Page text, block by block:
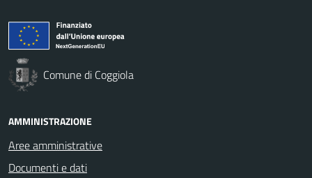
Comune di Coggiola
AMMINISTRAZIONE
Aree amministrative
Documenti e dati